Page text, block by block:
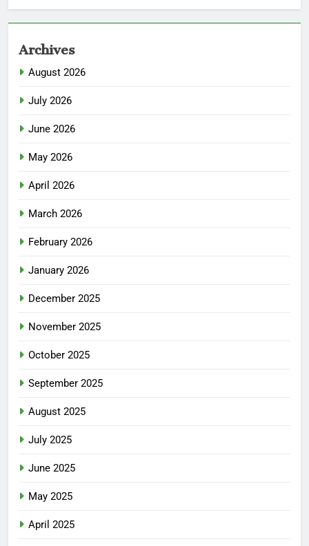
Archives
August 2026
July 2026
June 2026
May 2026
April 2026
March 2026
February 2026
January 2026
December 2025
November 2025
October 2025
September 2025
August 2025
July 2025
June 2025
May 2025
April 2025